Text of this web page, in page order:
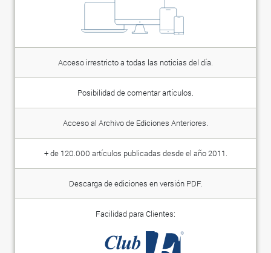
Acceso irrestricto a todas las noticias del día.
Posibilidad de comentar artículos.
Acceso al Archivo de Ediciones Anteriores.
+ de 120.000 artículos publicadas desde el año 2011.
Descarga de ediciones en versión PDF.
Facilidad para Clientes: